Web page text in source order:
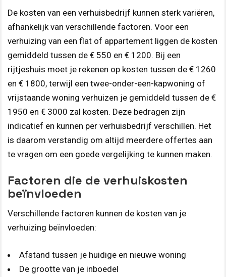
De kosten van een verhuisbedrijf kunnen sterk variëren,
afhankelijk van verschillende factoren. Voor een
verhuizing van een flat of appartement liggen de kosten
gemiddeld tussen de € 550 en € 1200. Bij een
rijtjeshuis moet je rekenen op kosten tussen de € 1260
en € 1800, terwijl een twee-onder-een-kapwoning of
vrijstaande woning verhuizen je gemiddeld tussen de €
1950 en € 3000 zal kosten. Deze bedragen zijn
indicatief en kunnen per verhuisbedrijf verschillen. Het
is daarom verstandig om altijd meerdere offertes aan
te vragen om een goede vergelijking te kunnen maken.
Factoren die de verhuiskosten
beïnvloeden
Verschillende factoren kunnen de kosten van je
verhuizing beïnvloeden:
Afstand tussen je huidige en nieuwe woning
De grootte van je inboedel